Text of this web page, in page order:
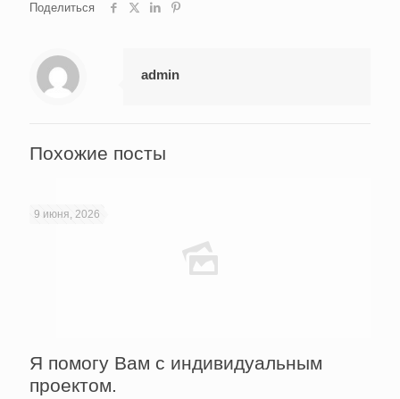
Поделиться
admin
Похожие посты
9 июня, 2026
Я помогу Вам с индивидуальным
проектом.